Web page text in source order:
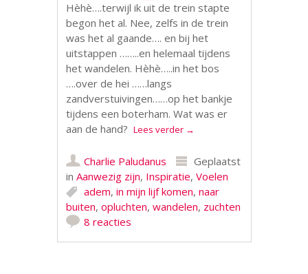
Hèhè….terwijl ik uit de trein stapte
begon het al. Nee, zelfs in de trein
was het al gaande…. en bij het
uitstappen ……..en helemaal tijdens
het wandelen. Hèhè…..in het bos
….over de hei ……langs
zandverstuivingen……op het bankje
tijdens een boterham. Wat was er
aan de hand?Lees verder →
Charlie Paludanus
Geplaatst
inAanwezig zijn, Inspiratie,Voelen
adem,in mijn lijf komen,naar
buiten,opluchten,wandelen, zuchten
8 reacties